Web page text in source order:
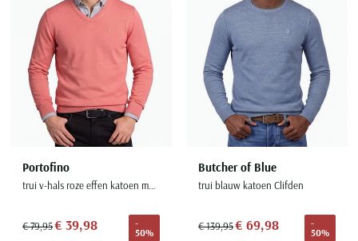
Portofino
trui v-hals roze effen katoen met logo
€ 79,95€ 39,98
-
50%
Butcher of Blue
trui blauw katoen Clifden
€ 139,95€ 69,98
-
50%